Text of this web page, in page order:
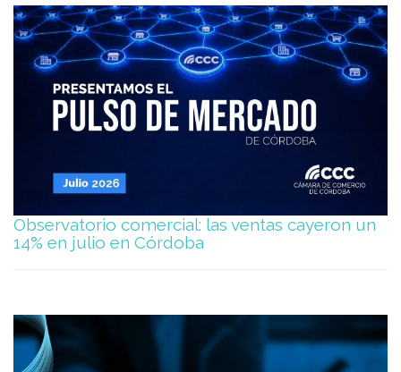
Observatorio comercial: las ventas cayeron un
14% en julio en Córdoba